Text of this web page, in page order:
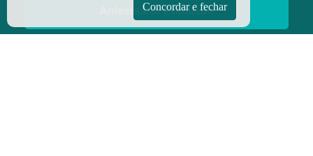
Aniversário Premiado
Concordar e fechar